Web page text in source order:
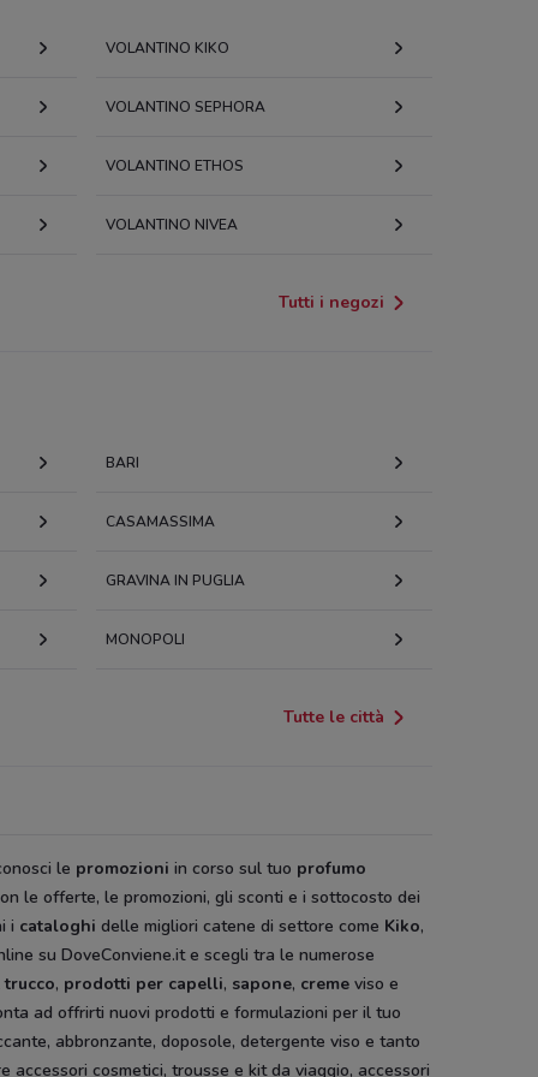
VOLANTINO KIKO
VOLANTINO SEPHORA
VOLANTINO ETHOS
VOLANTINO NIVEA
Tutti i negozi
BARI
CASAMASSIMA
GRAVINA IN PUGLIA
MONOPOLI
Tutte le città
le promozioni in corso sul tuo profumo
le offerte, le promozioni, gli sconti e i sottocosto dei
i cataloghi delle migliori catene di settore come Kiko,
su DoveConviene.it e scegli tra le numerose
trucco, prodotti per capelli, sapone, creme viso e
ad offrirti nuovi prodotti e formulazioni per il tuo
abbronzante, doposole, detergente viso e tanto
cosmetici, trousse e kit da viaggio, accessori